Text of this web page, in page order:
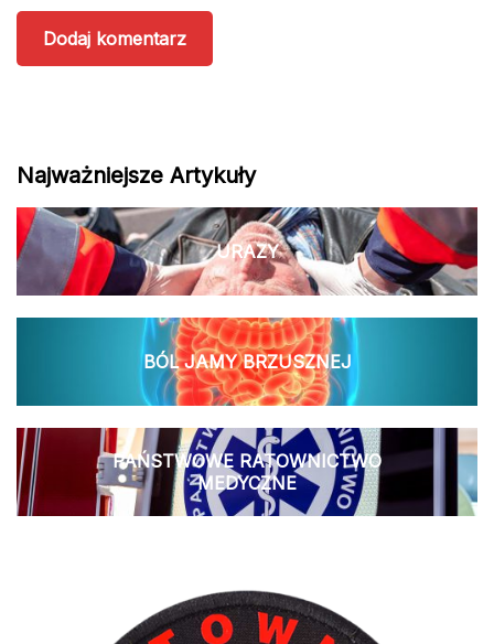
Najważniejsze Artykuły
URAZY
BÓL JAMY BRZUSZNEJ
PAŃSTWOWE RATOWNICTWO
MEDYCZNE